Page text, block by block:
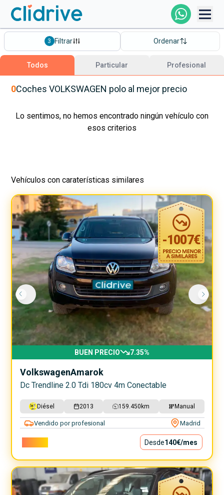
Comprar Coche
Todos Los Coches
Profesional
Particular
Clidrive
3 Filtrar Ordenar
Todos Particular Profesional
0Coches VOLKSWAGEN polo al mejor precio
Lo sentimos, no hemos encontrado ningún vehículo con
esos criterios
Vehículos con caraterísticas similares
-1007€
BUEN PRECIO 7.35%
VolkswagenAmarok
Dc Trendline 2.0 Tdi 180cv 4m Conectable
Diésel 2013 159.450 km Manual
Vendido por profesional Madrid
Desde140€/mes